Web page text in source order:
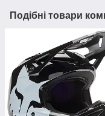
Подібні товари